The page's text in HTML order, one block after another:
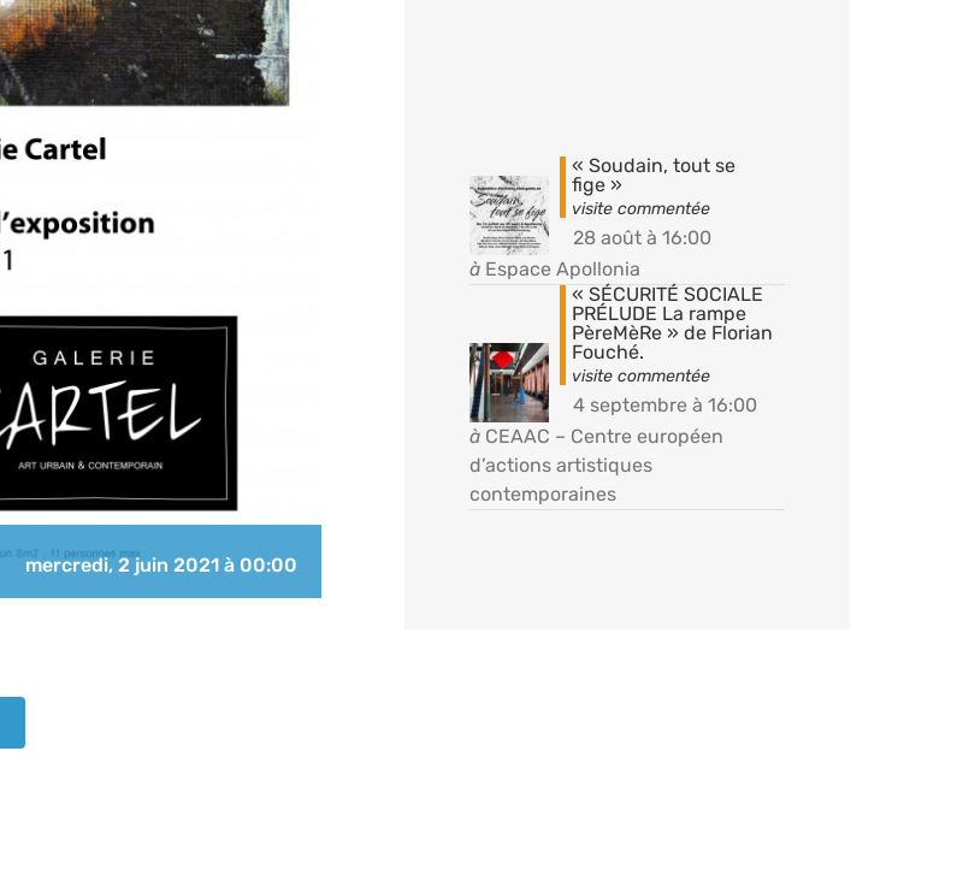
mercredi, 2 juin 2021 à 00:00
« Soudain, tout se
fige »
28 août à 16:00
à Espace Apollonia
« SÉCURITÉ SOCIALE
PRÉLUDE La rampe
PèreMèRe » de Florian
Fouché.
4 septembre à 16:00
à CEAAC – Centre européen
d’actions artistiques
contemporaines